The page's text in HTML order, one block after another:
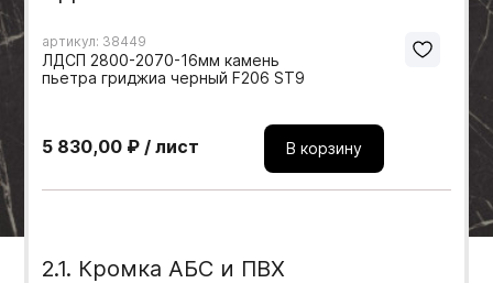
Мебельные образцы, каталоги
артикул: 38449
ЛДСП 2800-2070-16мм камень
пьетра гриджиа черный F206 ST9
5 830,00 ₽ / лист В корзину
2.1. Кромка АБС и ПВХ